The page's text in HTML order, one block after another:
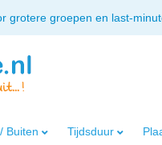
grotere groepen en last-
Buiten Tijdsduur